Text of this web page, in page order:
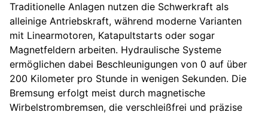
Traditionelle Anlagen nutzen die Schwerkraft als
alleinige Antriebskraft, während moderne Varianten
mit Linearmotoren, Katapultstarts oder sogar
Magnetfeldern arbeiten. Hydraulische Systeme
ermöglichen dabei Beschleunigungen von 0 auf über
200 Kilometer pro Stunde in wenigen Sekunden. Die
Bremsung erfolgt meist durch magnetische
Wirbelstrombremsen, die verschleißfrei und präzise